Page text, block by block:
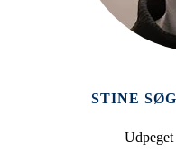
STINE